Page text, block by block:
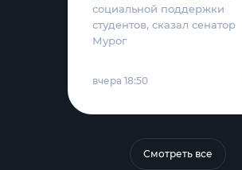
социальной поддержки
студентов, сказал сенатор
Мурог
вчера 18:50
Смотреть все